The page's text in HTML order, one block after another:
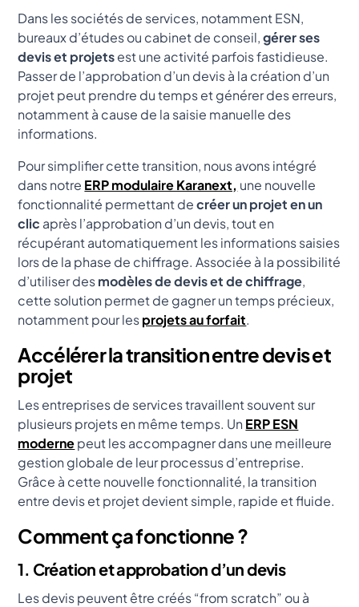
Heading 2
Dans les sociétés de services, notamment ESN,
bureaux d’études ou cabinet de conseil,gérer ses
devis et projetsest une activité parfois fastidieuse.
Passer de l’approbation d’un devis à la création d’un
projet peut prendre du temps et générer des erreurs,
notamment à cause de la saisie manuelle des
informations.
Pour simplifier cette transition, nous avons intégré
dans notre ERP modulaire Karanext, une nouvelle
fonctionnalité permettant decréer un projet en un
clic après l’approbation d’un devis, tout en
récupérant automatiquement les informations saisies
lors de la phase de chiffrage. Associée à la possibilité
d’utiliser desmodèles de devis et de chiffrage,
cette solution permet de gagner un temps précieux,
notamment pour lesprojets au forfait.
Accélérer la transition entre devis et
projet
Les entreprises de services travaillent souvent sur
plusieurs projets en même temps. Un ERP ESN
modernepeut les accompagner dans une meilleure
gestion globale de leur processus d’entreprise.
Grâce à cette nouvelle fonctionnalité, la transition
entre devis et projet devient simple, rapide et fluide.
Comment ça fonctionne ?
1. Création et approbation d’un devis
Les devis peuvent être créés “from scratch” ou à